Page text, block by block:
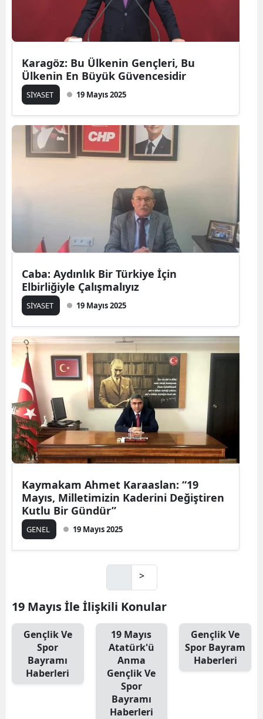
Karagöz: Bu Ülkenin Gençleri, Bu
Ülkenin En Büyük Güvencesidir
SİYASET 19 Mayıs 2025
Caba: Aydınlık Bir Türkiye İçin
Elbirliğiyle Çalışmalıyız
SİYASET 19 Mayıs 2025
Kaymakam Ahmet Karaaslan: “19
Mayıs, Milletimizin Kaderini Değiştiren
Kutlu Bir Gündür”
GENEL 19 Mayıs 2025
>
19 Mayıs İle İlişkili Konular
Gençlik Ve
Spor
Bayramı
Haberleri
19 Mayıs
Atatürk'ü
Anma
Gençlik Ve
Spor
Bayramı
Haberleri
Gençlik Ve
Spor Bayram
Haberleri